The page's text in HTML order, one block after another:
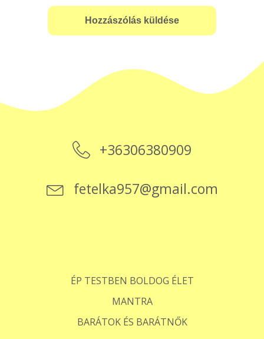
+36306380909
fetelka957@gmail.com
ÉP TESTBEN BOLDOG ÉLET
MANTRA
BARÁTOK ÉS BARÁTNŐK